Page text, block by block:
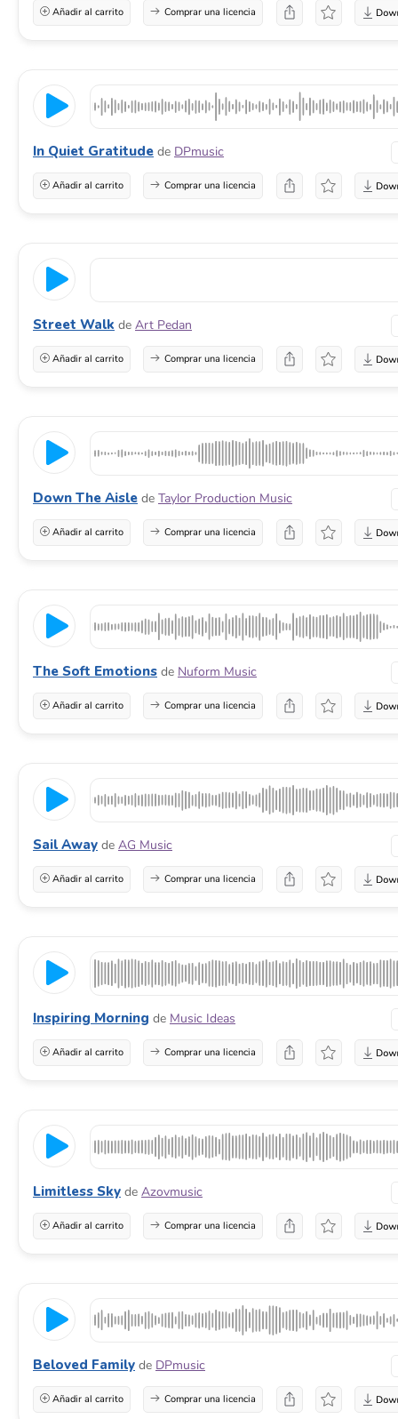
Añadir al carrito Comprar una licencia
In Quiet Gratitude de DPmusic
Añadir al carrito Comprar una licencia
Street Walk de Art Pedan
Añadir al carrito Comprar una licencia
Down The Aisle de Taylor Production Music
Añadir al carrito Comprar una licencia
The Soft Emotions de Nuform Music
Añadir al carrito Comprar una licencia
Sail Away de AG Music
Añadir al carrito Comprar una licencia
Inspiring Morning de Music Ideas
Añadir al carrito Comprar una licencia
Limitless Sky de Azovmusic
Añadir al carrito Comprar una licencia
Beloved Family de DPmusic
Añadir al carrito Comprar una licencia